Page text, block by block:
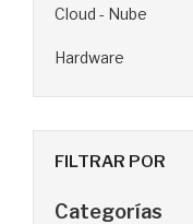
Cloud - Nube
Hardware
FILTRAR POR
Categorías